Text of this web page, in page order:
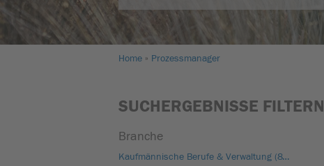
Home Prozessmanager
SUCHERGEBNISSE FILTERN
Branche
Kaufmännische Berufe & Verwaltung (877)